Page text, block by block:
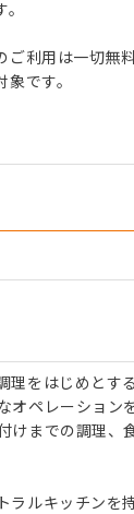
ご利用は一切無
です。
理をはじめとす
オペレーショ
けまでの調理
ラルキッチンを